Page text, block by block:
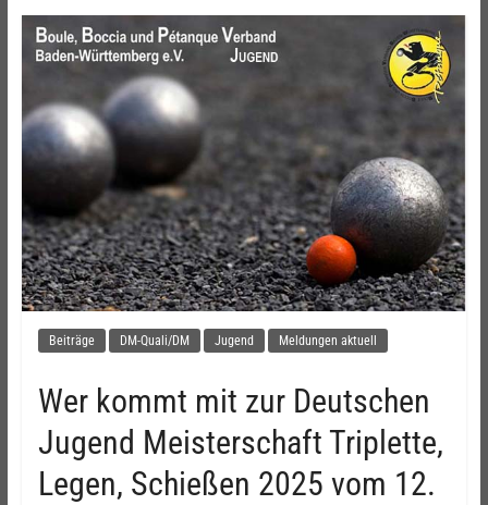
Beiträge DM-Quali/DM Jugend Meldungen aktuell
Wer kommt mit zur Deutschen
Jugend Meisterschaft Triplette,
Legen, Schießen 2025 vom 12.